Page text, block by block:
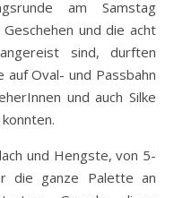
am Samstag
und die acht
sind, durften
Oval- und Passbahn
und auch Silke
und Hengste, von 5-
die ganze Palette an